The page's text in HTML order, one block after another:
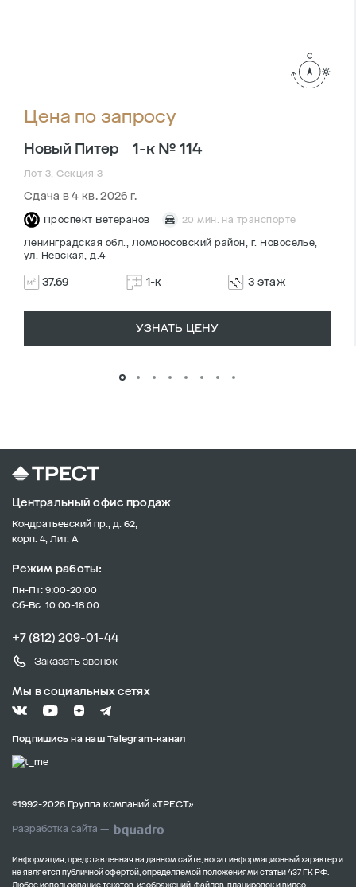
Цена по запросу
Новый Питер 1-к № 114
Лот 3, Секция 3
Сдача в 4 кв. 2026 г.
Проспект Ветеранов 20 мин. на транспорте
Ленинградская обл., Ломоносовский район, г. Новоселье,
ул. Невская, д.4
37.69 1-к 3 этаж
УЗНАТЬ ЦЕНУ
Центральный офис продаж
Кондратьевский пр., д. 62,
корп. 4, Лит. А
Режим работы:
Пн-Пт: 9:00-20:00
Сб-Вс: 10:00-18:00
+7 (812) 209-01-44
Заказать звонок
Мы в социальных сетях
Подпишись на наш Telegram-канал
©1992-2026 Группа компаний «ТРЕСТ»
Разработка сайта —
Информация, представленная на данном сайте, носит информационный характер и
не является публичной офертой, определяемой положениями статьи 437 ГК РФ.